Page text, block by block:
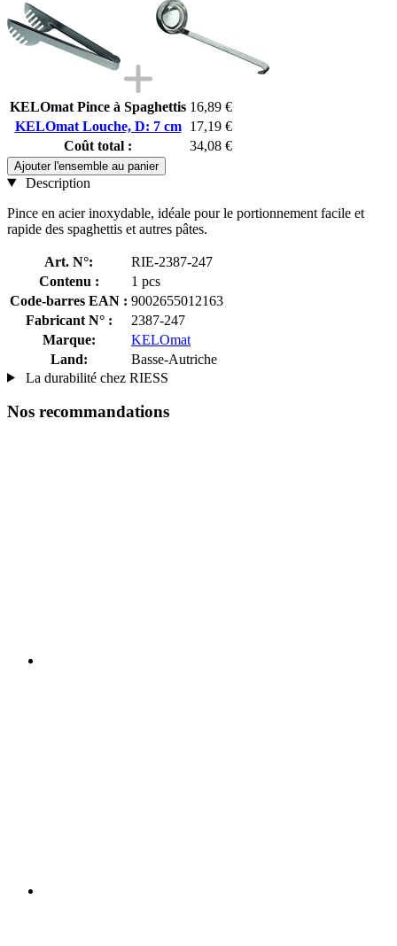
KELOmat Pince à Spaghettis 16,89 €
KELOmat Louche, D: 7 cm
17,19 €
Coût total :
34,08 €
Ajouter l'ensemble au panier
Description
Pince en acier inoxydable, idéale pour le portionnement facile et
rapide des spaghettis et autres pâtes.
Art. N°:
RIE-2387-247
Contenu :
1 pcs
Code-barres EAN : 9002655012163
Fabricant N° :
2387-247
Marque:
KELOmat
Land:
Basse-Autriche
La durabilité chez RIESS
Nos recommandations